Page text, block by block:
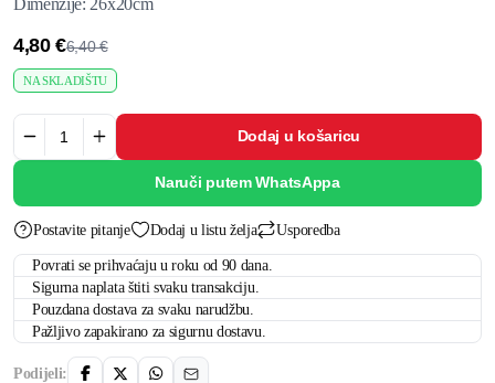
6,40€
4,80€
NA SKLADIŠTU
Dodaj u košaricu
Naruči putem WhatsAppa
Postavite pitanje Dodaj u listu želja Usporedba
Povrati se prihvaćaju u roku od 90 dana.
Sigurna naplata štiti svaku transakciju.
Pouzdana dostava za svaku narudžbu.
Pažljivo zapakirano za sigurnu dostavu.
Podijeli: